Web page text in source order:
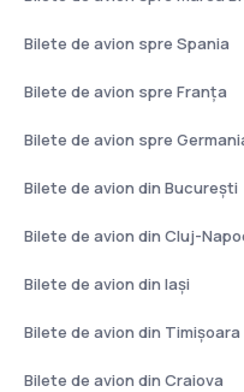
Bilete de avion spre Spania
Bilete de avion spre Franţa
Bilete de avion spre
Bilete de avion din București
Bilete de avion din Cluj-
Bilete de avion din Iași
Bilete de avion din Timișoara
Bilete de avion din Craiova